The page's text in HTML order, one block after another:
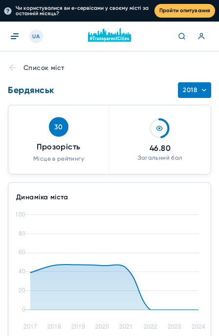
Чи користувалися ви е-сервісами у своєму місті за
останній місяць?
Пройти опитування
UA
Список міст
Бердянськ 2018
30
Прозорість
Місце в рейтингу
46.80
Загальний бал
Динаміка міста